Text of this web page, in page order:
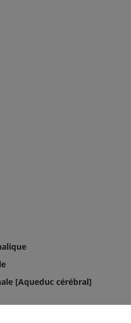
[Aqueduc cérébral]
PREMIUM